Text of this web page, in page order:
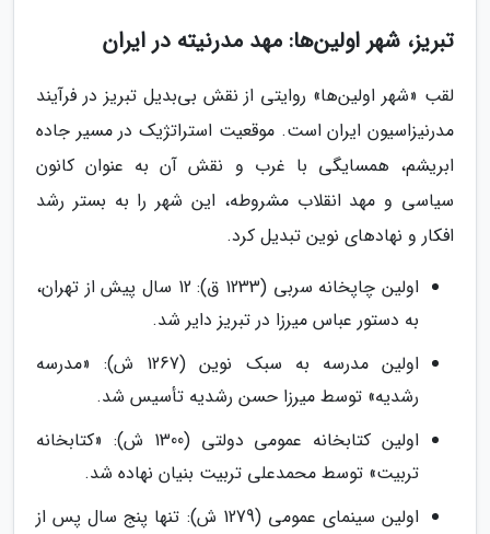
تبریز، شهر اولین‌ها: مهد مدرنیته در ایران
لقب «شهر اولین‌ها» روایتی از نقش بی‌بدیل تبریز در فرآیند
مدرنیزاسیون ایران است. موقعیت استراتژیک در مسیر جاده
ابریشم، همسایگی با غرب و نقش آن به عنوان کانون
سیاسی و مهد انقلاب مشروطه، این شهر را به بستر رشد
افکار و نهادهای نوین تبدیل کرد.
اولین چاپخانه سربی (1233 ق): 12 سال پیش از تهران،
به دستور عباس میرزا در تبریز دایر شد.
اولین مدرسه به سبک نوین (1267 ش): «مدرسه
رشدیه» توسط میرزا حسن رشدیه تأسیس شد.
اولین کتابخانه عمومی دولتی (1300 ش): «کتابخانه
تربیت» توسط محمدعلی تربیت بنیان نهاده شد.
اولین سینمای عمومی (1279 ش): تنها پنج سال پس از